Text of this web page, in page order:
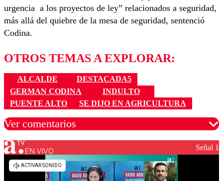
urgencia a los proyectos de ley” relacionados a seguridad,
más allá del quiebre de la mesa de seguridad, sentenció
Codina.
OTROS TEMAS A EXPLORAR:
ALCALDE
DESTACADA5
GERMAN CODINA
INDULTO
PUENTE ALTO
SE DIJO EN AGRICULTURA
Ver comentarios
Los comentarios son moderados para garantizar un
diálogo respetuoso.
EN VIVO Señal 1